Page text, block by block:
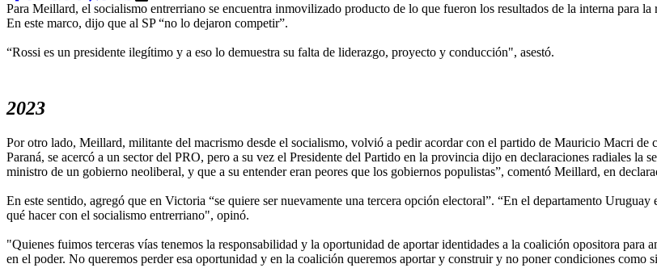
Para Meillard, el socialismo entrerriano se encuentra inmovilizado producto de lo que fueron los resultados de la interna para
En este marco, dijo que al SP “no lo dejaron competir”.
“Rossi es un presidente ilegítimo y a eso lo demuestra su falta de liderazgo, proyecto y conducción", asestó.
2023
Por otro lado, Meillard, militante del macrismo desde el socialismo, volvió a pedir acordar con el partido de Mauricio Macri de
Paraná, se acercó a un sector del PRO, pero a su vez el Presidente del Partido en la provincia dijo en declaraciones radiales la
ministro de un gobierno neoliberal, y que a su entender eran peores que los gobiernos populistas”, comentó Meillard, en
En este sentido, agregó que en Victoria “se quiere ser nuevamente una tercera opción electoral”. “En el departamento
qué hacer con el socialismo entrerriano", opinó.
"Quienes fuimos terceras vías tenemos la responsabilidad y la oportunidad de aportar identidades a la coalición opositora
en el poder. No queremos perder esa oportunidad y en la coalición queremos aportar y construir y no poner condiciones